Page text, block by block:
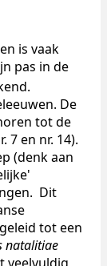
is vaak
pas in de
De
tot de
7 en nr. 14).
(denk aan
Dit
tot een
natalitiae